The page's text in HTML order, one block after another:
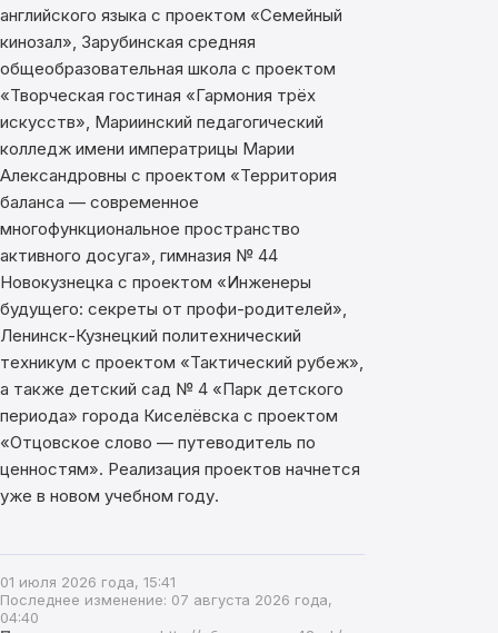
английского языка с проектом «Семейный
кинозал», Зарубинская средняя
общеобразовательная школа с проектом
«Творческая гостиная «Гармония трёх
искусств», Мариинский педагогический
колледж имени императрицы Марии
Александровны с проектом «Территория
баланса — современное
многофункциональное пространство
активного досуга», гимназия № 44
Новокузнецка с проектом «Инженеры
будущего: секреты от профи-родителей»,
Ленинск-Кузнецкий политехнический
техникум с проектом «Тактический рубеж»,
а также детский сад № 4 «Парк детского
периода» города Киселёвска с проектом
«Отцовское слово — путеводитель по
ценностям». Реализация проектов начнется
уже в новом учебном году.
01 июля 2026 года, 15:41
Последнее изменение: 07 августа 2026 года,
04:40